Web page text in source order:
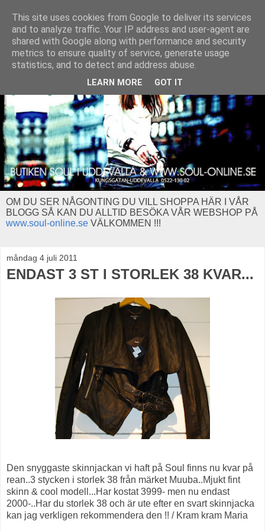
OM DU SER NÅGONTING DU VILL SHOPPA HÄR I VÅR
BLOGG SÅ KAN DU ALLTID BESÖKA VÅR WEBSHOP PÅ
www.soul-online.se VÄLKOMMEN !!!
måndag 4 juli 2011
ENDAST 3 ST I STORLEK 38 KVAR...
Den snyggaste skinnjackan vi haft på Soul finns nu kvar på
rean..3 stycken i storlek 38 från märket Muuba..Mjukt fint
skinn & cool modell...Har kostat 3999- men nu endast
2000-..Har du storlek 38 och är ute efter en svart skinnjacka
kan jag verkligen rekommendera den !! / Kram kram Maria
This site uses cookies from Google to deliver its services
and to analyze traffic. Your IP address and user-agent are
shared with Google along with performance and security
metrics to ensure quality of service, generate usage
statistics, and to detect and address abuse.
LEARN MORE GOT IT